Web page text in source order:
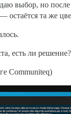
выбор, но
остаётся та же
есть ли решение?
Communiteq)